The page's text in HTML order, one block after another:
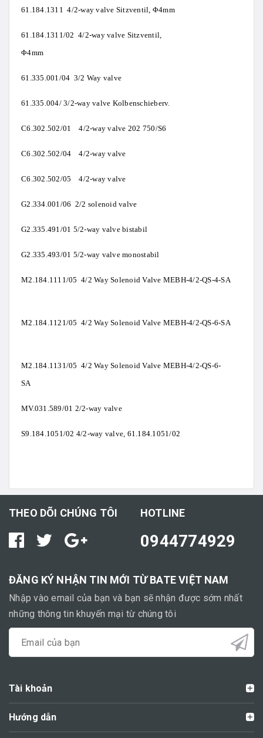
61.184.1311 4/2-way valve Sitzventil, Φ4mm
61.184.1311/02 4/2-way valve Sitzventil,
Φ4mm
61.335.001/04 3/2 Way valve
61.335.004/ 3/2-way valve Kolbenschieberv.
C6.302.502/01 4/2-way valve 202 750/S6
C6.302.502/04 4/2-way valve
C6.302.502/05 4/2-way valve
G2.334.001/06 2/2 solenoid valve
G2.335.491/01 5/2-way valve bistabil
G2.335.493/01 5/2-way valve monostabil
M2.184.1111/05 4/2 Way Solenoid Valve MEBH-4/2-QS-4-SA
M2.184.1121/05 4/2 Way Solenoid Valve MEBH-4/2-QS-6-SA
M2.184.1131/05 4/2 Way Solenoid Valve MEBH-4/2-QS-6-
SA
MV.031.589/01 2/2-way valve
S9.184.1051/02 4/2-way valve, 61.184.1051/02
THEO DÕI CHÚNG TÔI HOTLINE
0944774929
ĐĂNG KÝ NHẬN TIN MỚI TỪ BATE VIỆT NAM
Nhập vào email của bạn và bạn sẽ nhận được sớm nhất
những thông tin khuyến mại từ chúng tôi
Tài khoản
Hướng dẫn